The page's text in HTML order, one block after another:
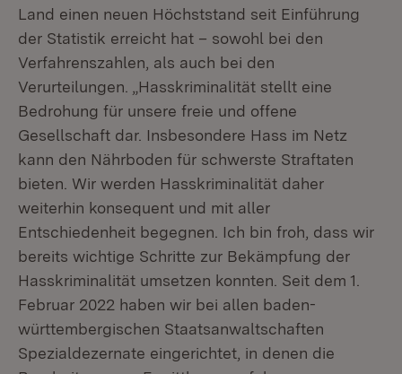
Land einen neuen Höchststand seit Einführung
der Statistik erreicht hat – sowohl bei den
Verfahrenszahlen, als auch bei den
Verurteilungen. „Hasskriminalität stellt eine
Bedrohung für unsere freie und offene
Gesellschaft dar. Insbesondere Hass im Netz
kann den Nährboden für schwerste Straftaten
bieten. Wir werden Hasskriminalität daher
weiterhin konsequent und mit aller
Entschiedenheit begegnen. Ich bin froh, dass wir
bereits wichtige Schritte zur Bekämpfung der
Hasskriminalität umsetzen konnten. Seit dem 1.
Februar 2022 haben wir bei allen baden-
württembergischen Staatsanwaltschaften
Spezialdezernate eingerichtet, in denen die